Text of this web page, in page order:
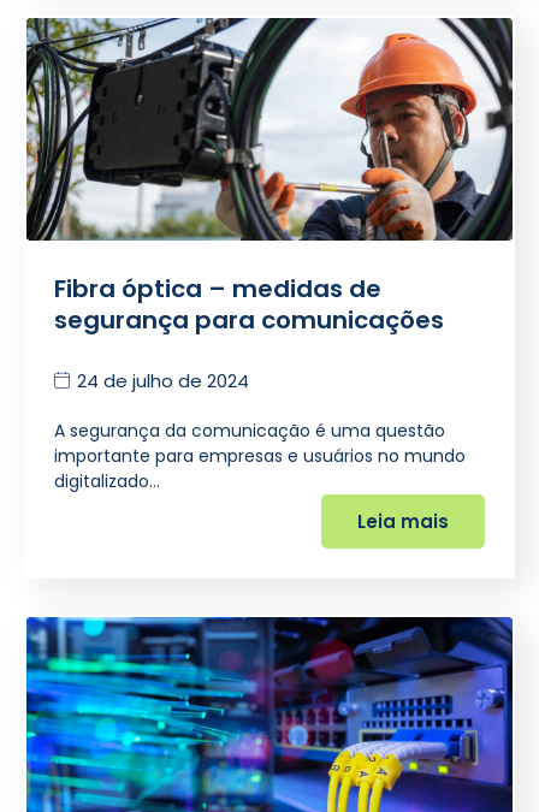
Fibra óptica – medidas de
segurança para comunicações
24 de julho de 2024
A segurança da comunicação é uma questão
importante para empresas e usuários no mundo
digitalizado…
Leia mais